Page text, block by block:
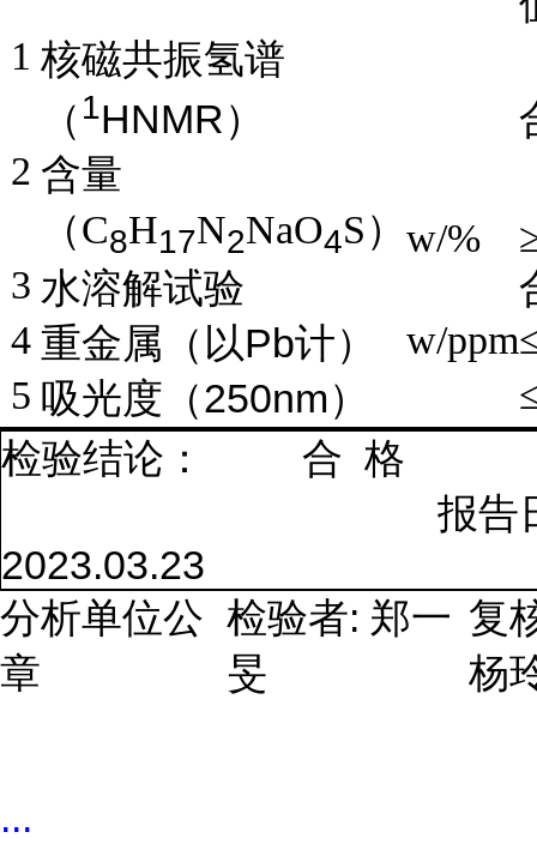
1 核磁共振氢谱
（ 1HNMR ）
2 含量
（C8H17N2NaO4S） w/%
3 水溶解试验
4 重金属（以Pb计） w/ppm
5 吸光度（250nm）
检验结论：
合 格
报告
2023.03.23
分析单位公
章
检验者: 郑一
旻
复
杨
...